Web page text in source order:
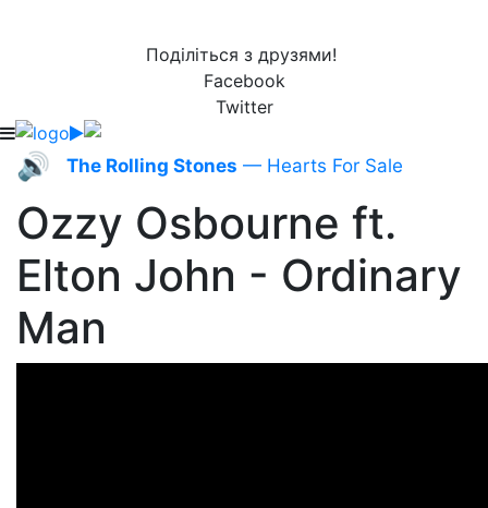
Поділіться з друзями!
Facebook
Twitter
🔊 The Rolling Stones — Hearts For Sale
Ozzy Osbourne ft.
Elton John - Ordinary
Man